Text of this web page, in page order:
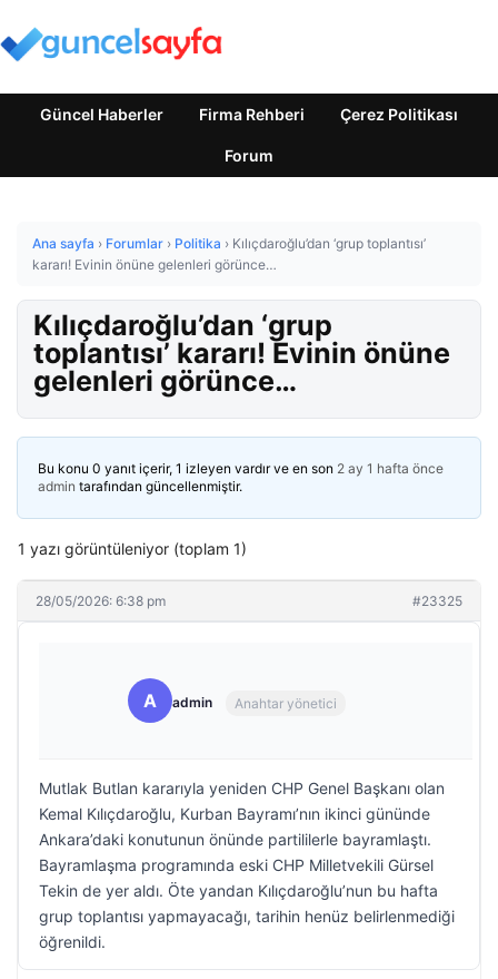
Güncel Haberler Firma Rehberi Çerez Politikası
Forum
Ana sayfa › Forumlar › Politika › Kılıçdaroğlu’dan ‘grup toplantısı’
kararı! Evinin önüne gelenleri görünce…
Kılıçdaroğlu’dan ‘grup
toplantısı’ kararı! Evinin önüne
gelenleri görünce…
Bu konu 0 yanıt içerir, 1 izleyen vardır ve en son 2 ay 1 hafta önce
admin tarafından güncellenmiştir.
1 yazı görüntüleniyor (toplam 1)
28/05/2026: 6:38 pm #23325
A admin Anahtar yönetici
Mutlak Butlan kararıyla yeniden CHP Genel Başkanı olan
Kemal Kılıçdaroğlu, Kurban Bayramı’nın ikinci gününde
Ankara’daki konutunun önünde partililerle bayramlaştı.
Bayramlaşma programında eski CHP Milletvekili Gürsel
Tekin de yer aldı. Öte yandan Kılıçdaroğlu’nun bu hafta
grup toplantısı yapmayacağı, tarihin henüz belirlenmediği
öğrenildi.